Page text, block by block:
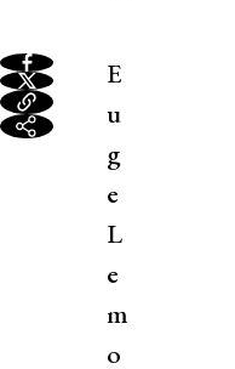
E
u
g
e
L
e
m
o